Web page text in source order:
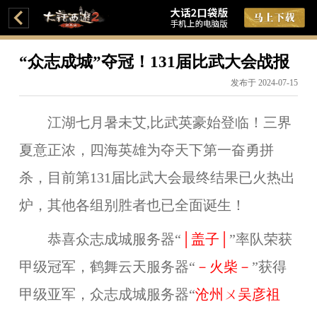
“众志成城”夺冠！131届比武大会战报
发布于 2024-07-15
江湖七月暑未艾,比武英豪始登临！三界
夏意正浓，四海英雄为夺天下第一奋勇拼
杀，目前第131届比武大会最终结果已火热出
炉，其他各组别胜者也已全面诞生！
恭喜众志成城服务器“ │盖子│ ”率队荣获
甲级冠军，鹤舞云天服务器“ －火柴－ ”获得
甲级亚军，众志成城服务器“沧州ㄨ吴彦祖